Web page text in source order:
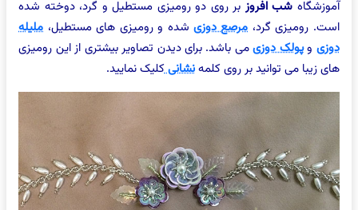
آموزشگاه شب افروز بر روی دو رومیزی مستطیل و گرد، دوخته شده
است. رومیزی گرد، مرصع دوزی شده و رومیزی های مستطیل، ملیله
دوزی وپولک دوزیمی باشد. برای دیدن تصاویر بیشتری از این رومیزی
های زیبا می توانید بر روی کلمهنشانیکلیک نمایید.